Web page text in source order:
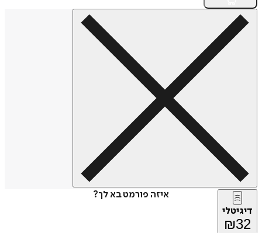
איזה פורמט בא לך?
דיגיטלי
₪32